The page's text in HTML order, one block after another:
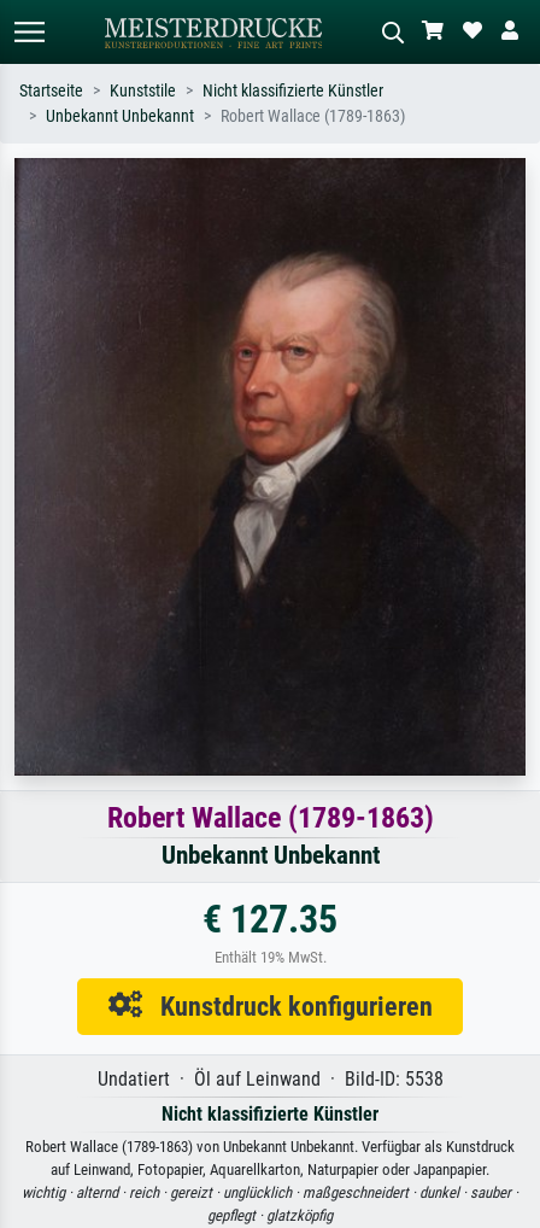
Suchen Sie nach Künstlern, Werktiteln
oder Stilen – z.B. Monet,
Sternennacht, Impressionismus, Welle
Startseite Kunststile
Nicht klassifizierte Künstler
Unbekannt Unbekannt
Robert Wallace (1789-1863)
Robert Wallace (1789-1863)
Unbekannt Unbekannt
€ 127.35
Enthält 19% MwSt.
Kunstdruck konfigurieren
Undatiert · Öl auf Leinwand · Bild-ID: 5538
Nicht klassifizierte Künstler
Robert Wallace (1789-1863) von Unbekannt Unbekannt. Verfügbar als Kunstdruck
auf Leinwand, Fotopapier, Aquarellkarton, Naturpapier oder Japanpapier.
wichtig · alternd · reich · gereizt · unglücklich · maßgeschneidert · dunkel · sauber ·
gepflegt · glatzköpfig